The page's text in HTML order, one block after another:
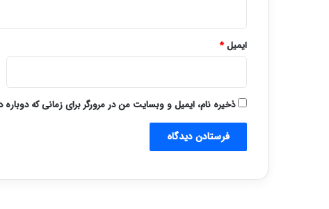
ایمیل*
ذخیره نام، ایمیل و وبسایت من در مرورگر برای زمانی که